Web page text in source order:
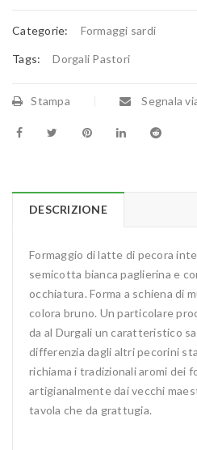
Categorie: Formaggi sardi
Tags: Dorgali Pastori
Stampa Segnala
DESCRIZIONE
Formaggio di latte di pecora
semicotta bianca paglierina e
occhiatura. Forma a schiena di
colora bruno. Un particolare
da al Durgali un caratteristico
differenzia dagli altri pecorini
richiama i tradizionali aromi dei
artigianalmente dai vecchi
tavola che da grattugia.